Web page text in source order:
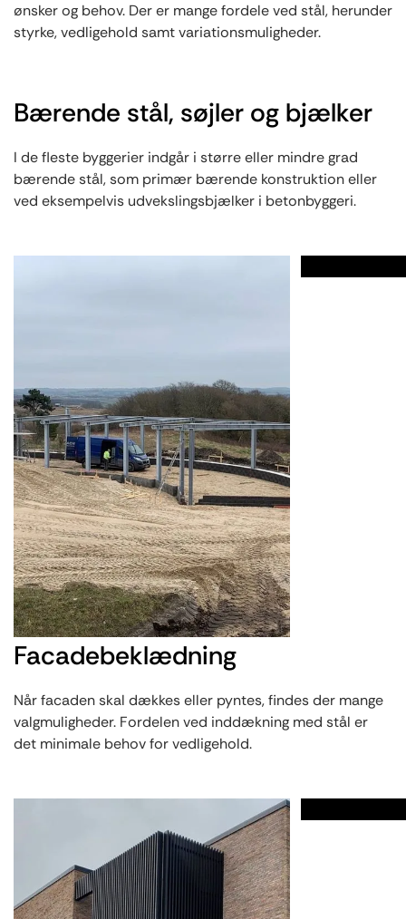
ønsker og behov. Der er mange fordele ved stål, herunder
styrke, vedligehold samt variationsmuligheder.
Bærende stål, søjler og bjælker
I de fleste byggerier indgår i større eller mindre grad
bærende stål, som primær bærende konstruktion eller
ved eksempelvis udvekslingsbjælker i betonbyggeri.
Facadebeklædning
Når facaden skal dækkes eller pyntes, findes der mange
valgmuligheder. Fordelen ved inddækning med stål er
det minimale behov for vedligehold.